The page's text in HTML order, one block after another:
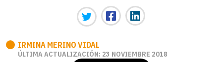
IRMINA MERINO VIDAL
ÚLTIMA ACTUALIZACIÓN: 23 NOVIEMBRE 2018